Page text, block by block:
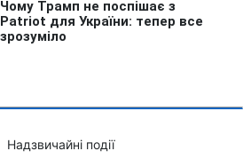
Надзвичайні події